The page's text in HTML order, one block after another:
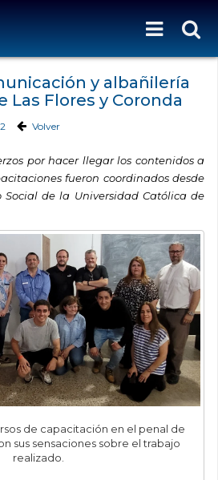
y albañilería
Las Flores y Coronda
Volver
por hacer llegar los contenidos a
fueron coordinados desde
Social de la Universidad Católica de
de capacitación en el penal de
sus sensaciones sobre el trabajo
realizado.